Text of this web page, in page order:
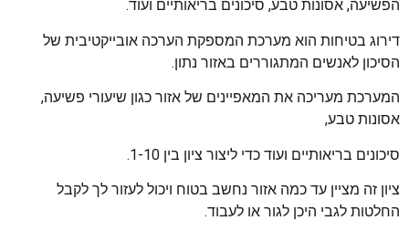
הפשיעה, אסונות טבע, סיכונים בריאותיים ועוד.
דירוג בטיחות הוא מערכת המספקת הערכה אובייקטיבית של
הסיכון לאנשים המתגוררים באזור נתון.
המערכת מעריכה את המאפיינים של אזור כגון שיעורי פשיעה,
אסונות טבע,
סיכונים בריאותיים ועוד כדי ליצור ציון בין 1-10.
ציון זה מציין עד כמה אזור נחשב בטוח ויכול לעזור לך לקבל
החלטות לגבי היכן לגור או לעבוד.